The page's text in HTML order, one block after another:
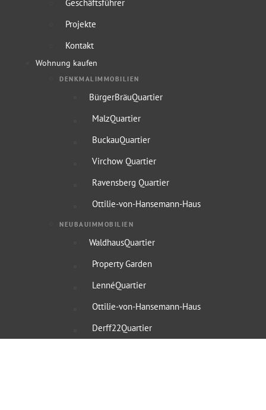
Geschäftsführer
Projekte
Kontakt
Wohnung kaufen
DENKMALIMMOBILIEN
BürgerBräuQuartier
MalzQuartier
BuckauQuartier
Virchow Quartier
Ravensberg Quartier
Ottilie-von-Hansemann-Haus
NEUBAUIMMOBILIEN
WaldhausQuartier
Property Garden
LennéQuartier
Ottilie-von-Hansemann-Haus
Derff22Quartier